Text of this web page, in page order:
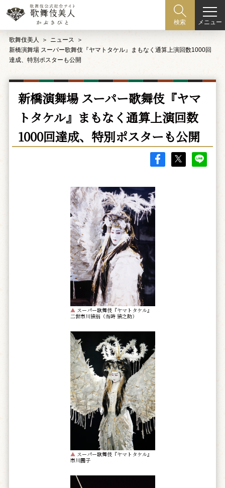
検索 メニュー
歌舞伎美人
ニュース
新橋演舞場 スーパー歌舞伎『ヤマトタケル』まもなく通算上演回数1000回
達成、特別ポスターも公開
新橋演舞場 スーパー歌舞伎『ヤマ
トタケル』まもなく通算上演回数
1000回達成、特別ポスターも公開
▲ スーパー歌舞伎『ヤマトタケル』
二世市川猿翁（当時 猿之助）
▲スーパー歌舞伎『ヤマトタケル』
市川團子